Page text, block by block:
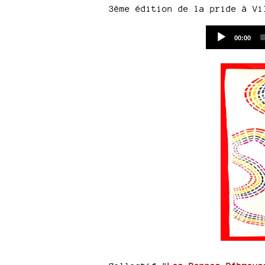
3ème édition de la pride à
Current
00:00